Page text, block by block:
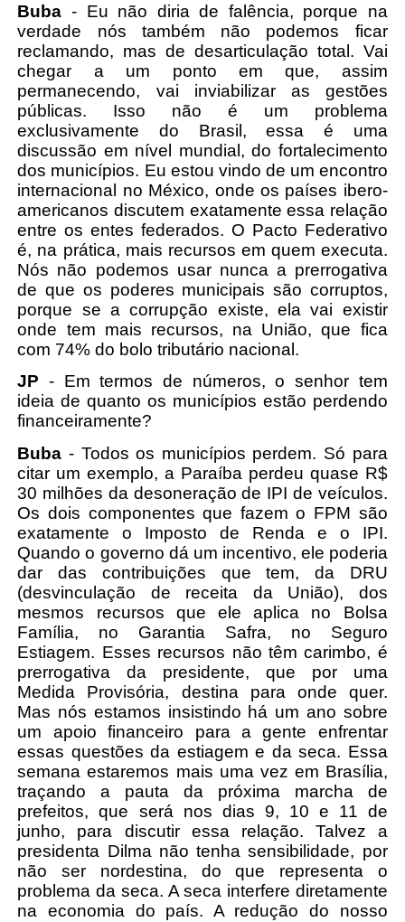
Buba - Eu não diria de falência, porque na
verdade nós também não podemos ficar
reclamando, mas de desarticulação total. Vai
chegar a um ponto em que, assim
permanecendo, vai inviabilizar as gestões
públicas. Isso não é um problema
exclusivamente do Brasil, essa é uma
discussão em nível mundial, do fortalecimento
dos municípios. Eu estou vindo de um encontro
internacional no México, onde os países ibero-
americanos discutem exatamente essa relação
entre os entes federados. O Pacto Federativo
é, na prática, mais recursos em quem executa.
Nós não podemos usar nunca a prerrogativa
de que os poderes municipais são corruptos,
porque se a corrupção existe, ela vai existir
onde tem mais recursos, na União, que fica
com 74% do bolo tributário nacional.
JP - Em termos de números, o senhor tem
ideia de quanto os municípios estão perdendo
financeiramente?
Buba - Todos os municípios perdem. Só para
citar um exemplo, a Paraíba perdeu quase R$
30 milhões da desoneração de IPI de veículos.
Os dois componentes que fazem o FPM são
exatamente o Imposto de Renda e o IPI.
Quando o governo dá um incentivo, ele poderia
dar das contribuições que tem, da DRU
(desvinculação de receita da União), dos
mesmos recursos que ele aplica no Bolsa
Família, no Garantia Safra, no Seguro
Estiagem. Esses recursos não têm carimbo, é
prerrogativa da presidente, que por uma
Medida Provisória, destina para onde quer.
Mas nós estamos insistindo há um ano sobre
um apoio financeiro para a gente enfrentar
essas questões da estiagem e da seca. Essa
semana estaremos mais uma vez em Brasília,
traçando a pauta da próxima marcha de
prefeitos, que será nos dias 9, 10 e 11 de
junho, para discutir essa relação. Talvez a
presidenta Dilma não tenha sensibilidade, por
não ser nordestina, do que representa o
problema da seca. A seca interfere diretamente
na economia do país. A redução do nosso